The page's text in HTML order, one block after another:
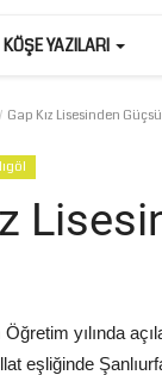
KÖŞE YAZILARI
Gap Kız Lisesinden
yılında
eşliğinde